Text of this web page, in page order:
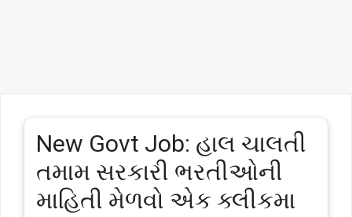
New Govt Job: હાલ ચાલતી
તમામ સરકારી ભરતીઓની
માહિતી મેળવો એક ક્લીકમા